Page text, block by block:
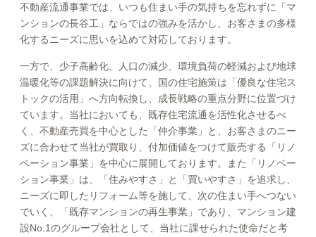
不動産流通事業では、いつも住まい手の気持ちを忘れずに「マ
ンションの長谷工」ならではの強みを活かし、お客さまの多様
化するニーズに思いを込めて対応しております。
一方で、少子高齢化、人口の減少、環境負荷の軽減および地球
温暖化等の課題解決に向けて、国の住宅施策は「優良な住宅ス
トックの活用」へ方向転換し、成長戦略の重点分野に位置づけ
ています。当社においても、既存住宅流通を活性化させるべ
く、不動産売買を中心とした「仲介事業」と、お客さまのニー
ズに合わせて当社が買取り、付加価値をつけて販売する「リノ
ベーション事業」を中心に展開しております。また「リノベー
ション事業」は、「住みやすさ」と「買いやすさ」を追求し、
ニーズに即したリフォーム等を施して、次の住まい手へつない
でいく、「既存マンションの再生事業」であり、マンション建
設No.1のグループ会社として、当社に課せられた使命だと考